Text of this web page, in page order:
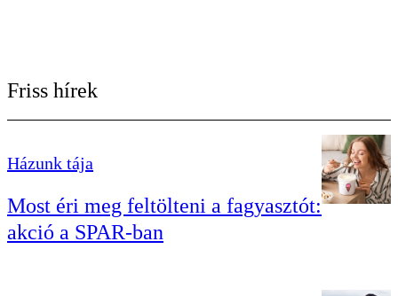
Friss hírek
Házunk tája
Most éri meg feltölteni a fagyasztót:
akció a SPAR-ban